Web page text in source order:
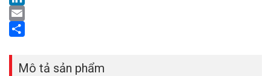
LinkedIn
Email
Mô tả sản phẩm